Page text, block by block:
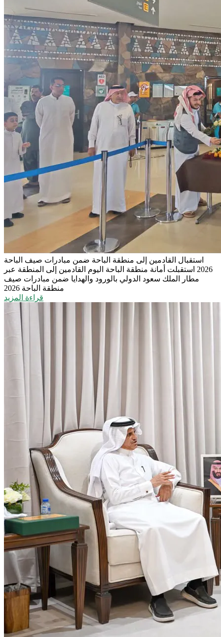
استقبال القادمين إلى منطقة الباحة ضمن مبادرات صيف الباحة
2026 استقبلت أمانة منطقة الباحة اليوم القادمين إلى المنطقة عبر
مطار الملك سعود الدولي بالورود والهدايا ضمن مبادرات صيف
منطقة الباحة 2026
قراءة المزيد